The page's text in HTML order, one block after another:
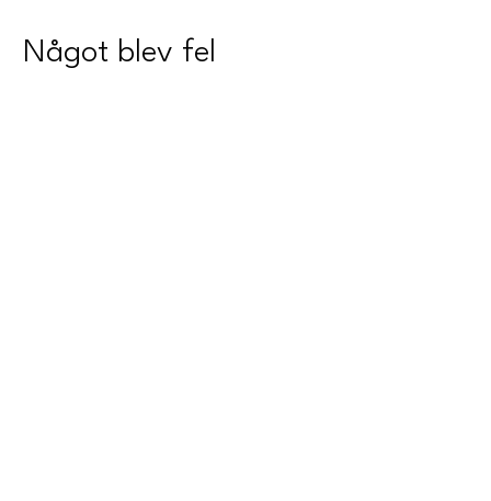
Något blev fel